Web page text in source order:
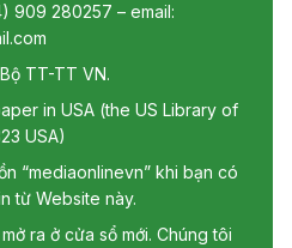
909 280257 – email:
TT-TT VN.
in USA (the US Library of
USA)
“mediaonlinevn” khi bạn có
từ Website này.
ra ở cửa sổ mới. Chúng tôi